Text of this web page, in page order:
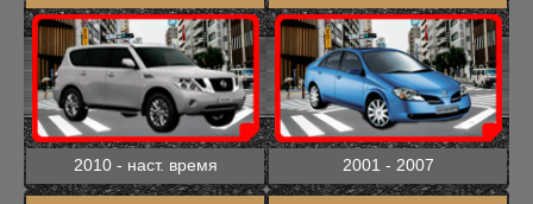
2010 - наст. время 2001 - 2007